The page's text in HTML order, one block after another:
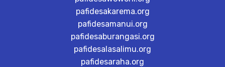
pafidesakarema.org
pafidesamanui.org
pafidesaburangasi.org
pafidesalasalimu.org
pafidesaraha.org